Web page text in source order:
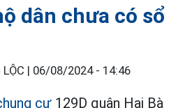
dân chưa có sổ
| 06/08/2024 - 14:46
cư 129D quận Hai Bà